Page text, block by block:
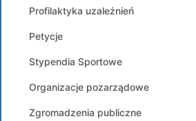
Profilaktyka uzależnień
Petycje
Stypendia Sportowe
Organizacje pozarządowe
Zgromadzenia publiczne